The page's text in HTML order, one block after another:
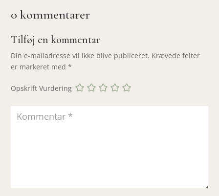
0 kommentarer
Tilføj en kommentar
Din e-mailadresse vil ikke blive publiceret. Krævede felter
er markeret med*
Opskrift Vurdering